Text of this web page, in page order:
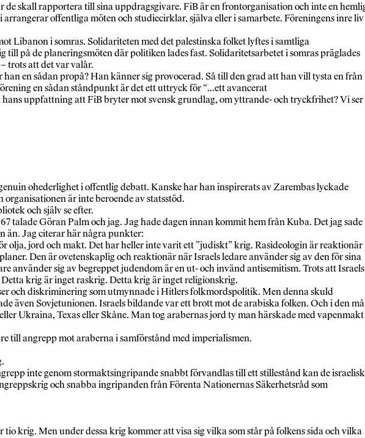
skall rapportera till sina uppdragsgivare. FiB är en frontorganisation och inte en
offentliga möten och studiecirklar, själva eller i samarbete. Föreningens inre liv
Libanon i somras. Solidariteten med det palestinska folket lyftes i samtliga
på de planeringsmöten där politiken lades fast. Solidaritetsarbetet i somras präglades
trots att det var valår.
en sådan propå? Han känner sig provocerad. Så till den grad att han vill tysta en från
en sådan ståndpunkt är det ett uttryck för “…ett avancerat
uppfattning att FiB bryter mot svensk grundlag, om yttrande- och tryckfrihet? Vi ser
ohederlighet i offentlig debatt. Kanske har han inspirerats av Zarembas lyckade
är inte beroende av statsstöd.
och själv se efter.
talade Göran Palm och jag. Jag hade dagen innan kommit hem från Kuba. Det jag sade
än. Jag citerar här några punkter:
jord och makt. Det har heller inte varit ett ”judiskt” krig. Rasideologin är reaktionär
Den är ovetenskaplig och reaktionär när Israels ledare använder sig av den för sina
använder sig av begreppet judendom är en ut- och invänd antisemitism. Trots att Israels
krig är inget raskrig. Detta krig är inget religionskrig.
och diskriminering som utmynnade i Hitlers folkmordspolitik. Men denna skuld
även Sovjetunionen. Israels bildande var ett brott mot de arabiska folken. Och i den
Ukraina, Texas eller Skåne. Man tog arabernas jord ty man härskade med vapenmakt
till angrepp mot araberna i samförstånd med imperialismen.
inte genom stormaktsingripande snabbt förvandlas till ett stillestånd kan de
och snabba ingripanden från Förenta Nationernas Säkerhetsråd som
krig. Men under dessa krig kommer att visa sig vilka som står på folkens sida och vilka